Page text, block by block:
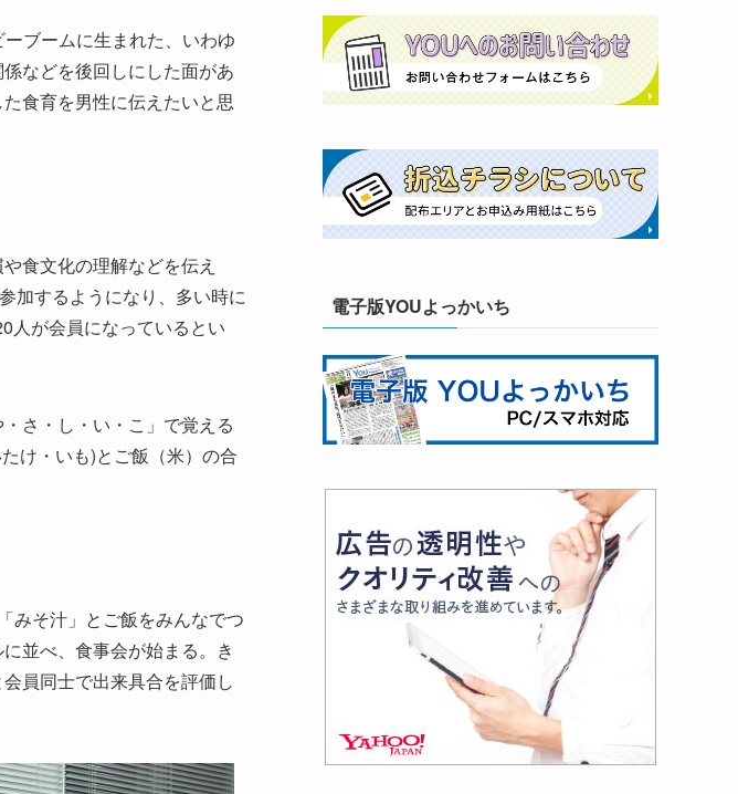
ブームに生まれた、いわゆ
などを後回しにした面があ
食育を男性に伝えたいと思
食文化の理解などを伝え
加するようになり、多い時に
人が会員になっているとい
さ・し・い・こ」で覚える
け・いも)とご飯（米）の合
みそ汁」とご飯をみんなでつ
並べ、食事会が始まる。き
員同士で出来具合を評価し
電子版YOUよっかいち